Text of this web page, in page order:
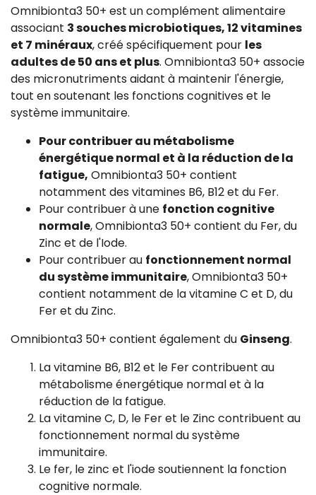
Omnibionta3 50+ est un complément alimentaire
associant 3 souches microbiotiques, 12 vitamines
et 7 minéraux, créé spécifiquement pour les
adultes de 50 ans et plus. Omnibionta3 50+ associe
des micronutriments aidant à maintenir l'énergie,
tout en soutenant les fonctions cognitives et le
système immunitaire.
Pour contribuer au métabolisme
énergétique normal et à la réduction de la
fatigue, Omnibionta3 50+ contient
notamment des vitamines B6, B12 et du Fer.
Pour contribuer à une fonction cognitive
normale, Omnibionta3 50+ contient du Fer, du
Zinc et de l'Iode.
Pour contribuer au fonctionnement normal
du système immunitaire, Omnibionta3 50+
contient notamment de la vitamine C et D, du
Fer et du Zinc.
Omnibionta3 50+ contient également du Ginseng.
La vitamine B6, B12 et le Fer contribuent au
métabolisme énergétique normal et à la
réduction de la fatigue.
La vitamine C, D, le Fer et le Zinc contribuent au
fonctionnement normal du système
immunitaire.
Le fer, le zinc et l'iode soutiennent la fonction
cognitive normale.